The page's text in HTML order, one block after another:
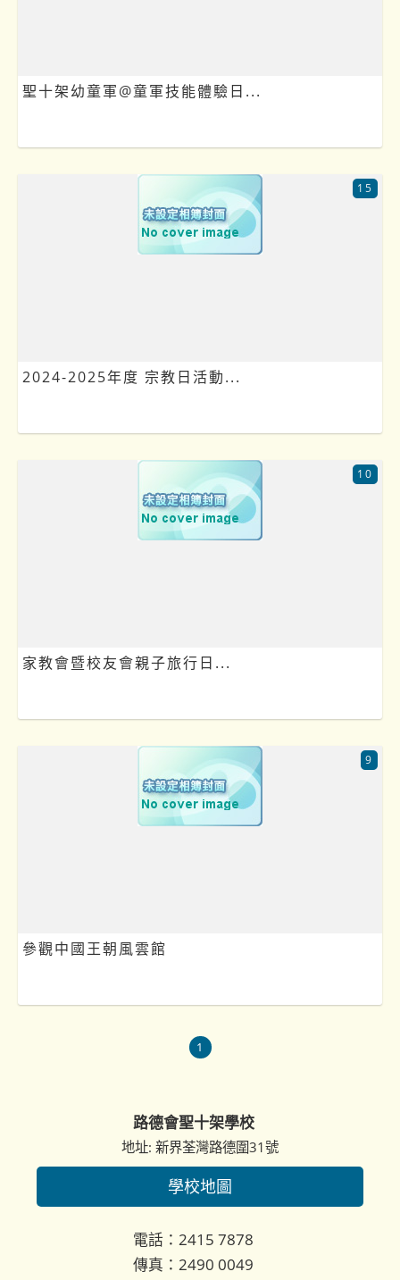
聖十架幼童軍@童軍技能體驗日...
2024-2025年度 宗教日活動...
15
家教會暨校友會親子旅行日...
10
參觀中國王朝風雲館
9
1
路德會聖十架學校
地址: 新界荃灣路德圍31號
學校地圖
電話：2415 7878
傳真：2490 0049